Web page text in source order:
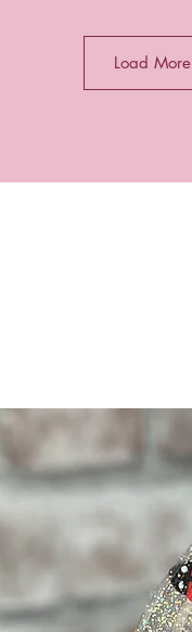
Load More